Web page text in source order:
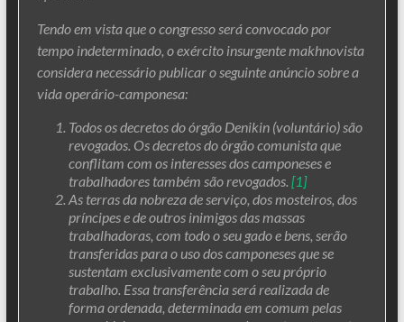
Tendo em vista que o congresso será convocado por
tempo indeterminado, o exército insurgente makhnovista
considera necessário publicar o seguinte anúncio sobre a
vida operário-camponesa:
Todos os decretos do órgão Denikin (voluntário) são
revogados. Os decretos do órgão comunista que
conflitam com os interesses dos camponeses e
trabalhadores também são revogados. [1]
As terras da nobreza de serviço, dos mosteiros, dos
príncipes e de outros inimigos das massas
trabalhadoras, com todo o seu gado e bens, serão
transferidas para o uso dos camponeses que se
sustentam exclusivamente com o seu próprio
trabalho. Essa transferência será realizada de
forma ordenada, determinada em comum pelas